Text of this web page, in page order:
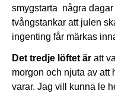
smygstarta några
tvångstankar att julen
ingenting får märkas
Det tredje löftet är att
morgon och njuta av att
varar. Jag vill kunna le